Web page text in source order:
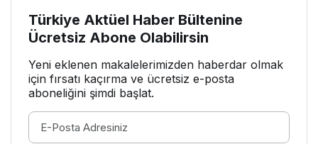
Türkiye Aktüel Haber Bültenine
Ücretsiz Abone Olabilirsin
Yeni eklenen makalelerimizden haberdar olmak
için fırsatı kaçırma ve ücretsiz e-posta
aboneliğini şimdi başlat.